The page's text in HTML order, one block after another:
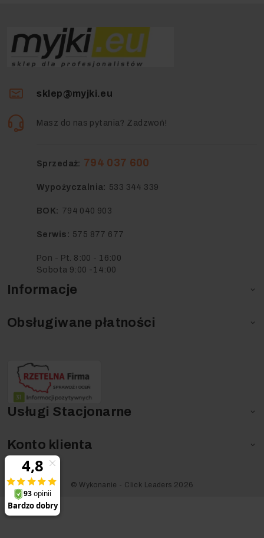
Informacje 
Obsługiwane płatności 
Usługi Stacjonarne 
Konto klienta 
sklep@myjki.eu
Masz do nas pytania? Zadzwoń!
Sprzedaż: 794 037 600
Wypożyczalnia: 533 344 339
BOK: 794 040 903
Serwis: 575 877 677
Pon - Pt. 8:00 - 16:00
Sobota 9:00 -14:00
©️ Wykonanie - Click Leaders 2026